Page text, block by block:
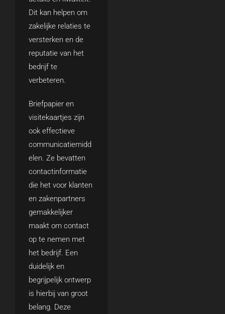
Dit kan helpen om
zakelijke relaties te
versterken en de
reputatie van het
bedrijf te
verbeteren.
Briefpapier en
visitekaartjes zijn
ook effectieve
communicatiemidd
elen. Ze bevatten
contactinformatie
die het voor klanten
en zakenpartners
gemakkelijker
maakt om contact
op te nemen met
het bedrijf. Een
duidelijk en
begrijpelijk ontwerp
is hierbij van groot
belang. Deze